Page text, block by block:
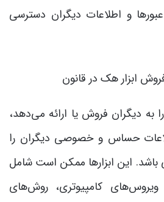
و اطلاعات دیگران دسترسی
به دیگران فروش یا ارائه می‌دهد،
حساس و خصوصی دیگران را
این ابزارها ممکن است شامل
ویروس‌های کامپیوتری، روش‌های